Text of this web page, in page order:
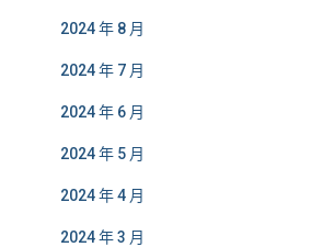
2024 年 8 月
2024 年 7 月
2024 年 6 月
2024 年 5 月
2024 年 4 月
2024 年 3 月